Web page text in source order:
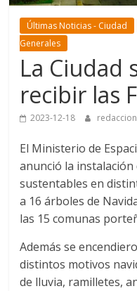
Últimas Noticias - Ciudad
Generales
La Ciudad
recibir las
2023-12-18 redaccion
El Ministerio de
anunció la instalación
sustentables en
a 16 árboles de
las 15 comunas
Además se
distintos motivos
de lluvia, ramilletes,